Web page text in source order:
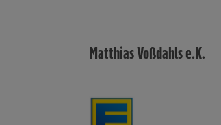
Matthias Voßdahls e.K.